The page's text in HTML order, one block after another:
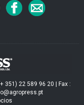
351) 22 589 96 20 | Fax :